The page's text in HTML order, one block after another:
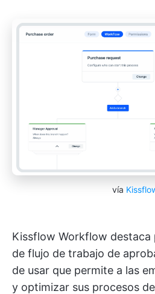
vía
Kissflow Workflow
de flujo de trabajo de
de usar que permite a las
y optimizar sus procesos